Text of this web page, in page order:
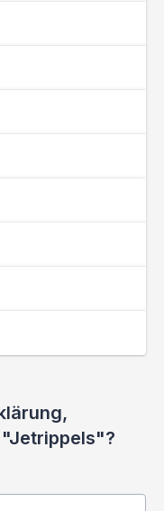
"Jetrippels"?